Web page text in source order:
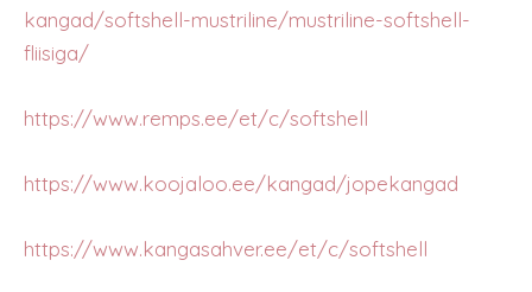
kangad/softshell-mustriline/mustriline-softshell-
fliisiga/
https://www.remps.ee/et/c/softshell
https://www.koojaloo.ee/kangad/jopekangad
https://www.kangasahver.ee/et/c/softshell